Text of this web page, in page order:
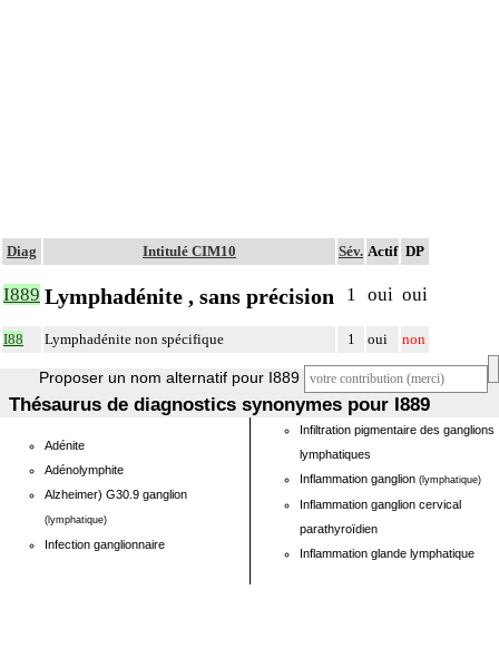
Diag Intitulé CIM10 Sév. Actif DP
I889 Lymphadénite , sans précision 1 oui oui
I88 Lymphadénite non spécifique 1 oui non
Proposer un nom alternatif pour I889
Thésaurus de diagnostics synonymes pour I889
Adénite
Adénolymphite
Alzheimer) G30.9 ganglion
(lymphatique)
Infection ganglionnaire
Infiltration pigmentaire des ganglions
lymphatiques
Inflammation ganglion (lymphatique)
Inflammation ganglion cervical
parathyroïdien
Inflammation glande lymphatique